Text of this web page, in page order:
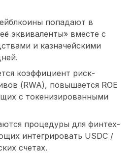
попадают в
эквиваленты
вместе с
и казначейскими
коэффициент риск-
(RWA), повышается ROE
с токенизированными
процедуры для финтех-
интегрировать USDC /
счетах.